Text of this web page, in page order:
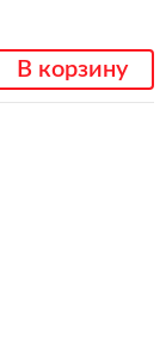
В корзину